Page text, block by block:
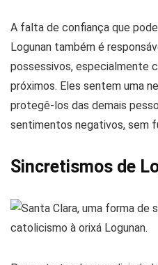
A falta de confiança que
Logunan também é
possessivos, especialmente
próximos. Eles sentem uma
protegê-los das demais
sentimentos negativos, sem
Sincretismos de